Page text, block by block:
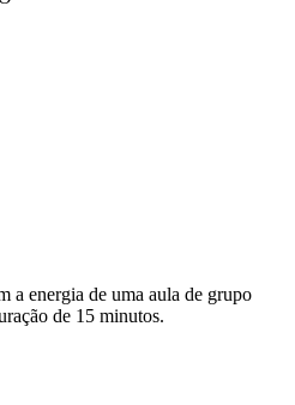
a energia de uma aula de grupo
de 15 minutos.